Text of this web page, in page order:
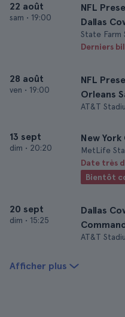
22 août
sam • 19:00
NFL
Dallas
State Farm
Derniers
28 août
ven • 19:00
NFL
Orleans
AT&T
13 sept
dim • 20:20
New
MetLife
Date très
Bientôt
20 sept
dim • 15:25
Dallas
AT&T
Afficher plus